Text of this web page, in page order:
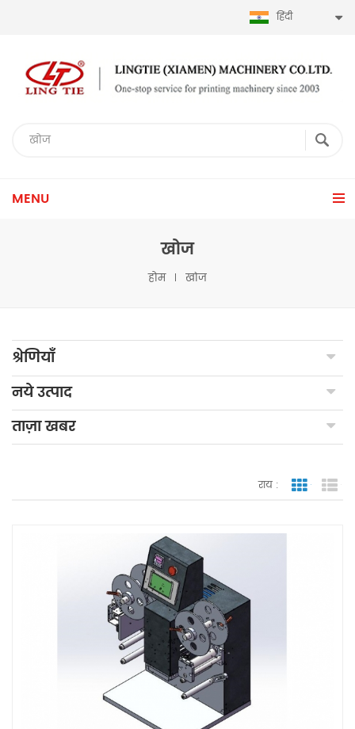
हिंदी
MENU
खोज
होम खोज
श्रेणियाँ
नये उत्पाद
ताज़ा खबर
राय : जाली